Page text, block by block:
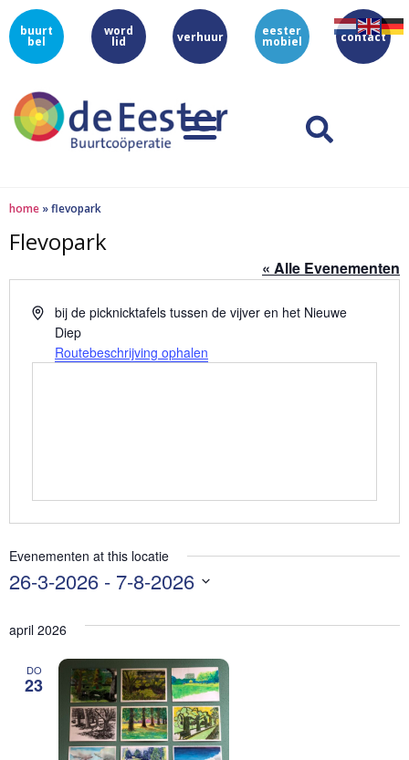
buurt
bel
word
lid verhuur eester
mobiel contact
home »flevopark
Flevopark
« Alle Evenementen
Adresbij de picknicktafels tussen de vijver en het Nieuwe
Diep
Routebeschrijving ophalen
Evenementen at this locatie
26-3-2026 - 7-8-2026
datum.
april 2026
DO
23